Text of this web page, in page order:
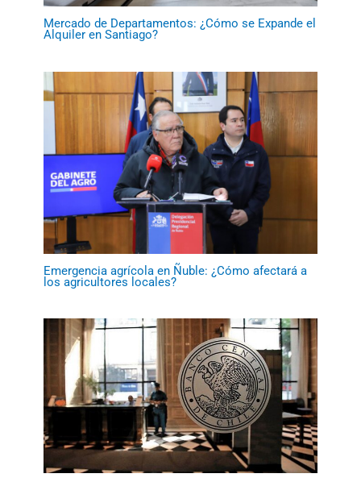
Mercado de Departamentos: ¿Cómo se Expande el
Alquiler en Santiago?
Emergencia agrícola en Ñuble: ¿Cómo afectará a
los agricultores locales?